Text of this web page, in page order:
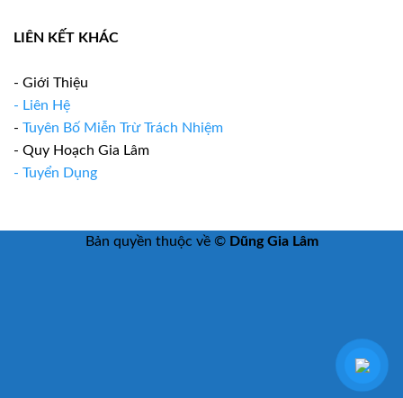
LIÊN KẾT KHÁC
- Giới Thiệu
- Liên Hệ
- Tuyên Bố Miễn Trừ Trách Nhiệm
- Quy Hoạch Gia Lâm
- Tuyển Dụng
Bản quyền thuộc về © Dũng Gia Lâm